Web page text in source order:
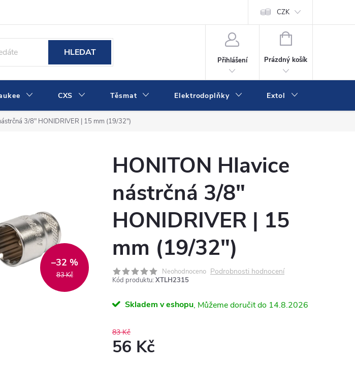
Kontakty
CZK
HLEDAT
Přihlášení
NÁKUPNÍ
Prázdný košík
CXS Těsmat Elektrodoplňky Extol
3/8" HONIDRIVER | 15 mm (19/32")
83 Kč
–32 %
HONITON Hlavice
nástrčná 3/8"
HONIDRIVER | 15
mm (19/32")
Neohodnoceno Podrobnosti hodnocení
Kód produktu: XTLH2315
Skladem v eshopu 14.8.2026
83 Kč
56 Kč